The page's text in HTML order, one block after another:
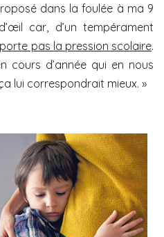
dans la foulée à ma 9
car, d’un tempérament
pas la pression scolaire.
cours d’année qui en nous
lui correspondrait mieux. »